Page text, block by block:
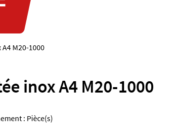
M20-1000
inox A4 M20-1000
: Pièce(s)